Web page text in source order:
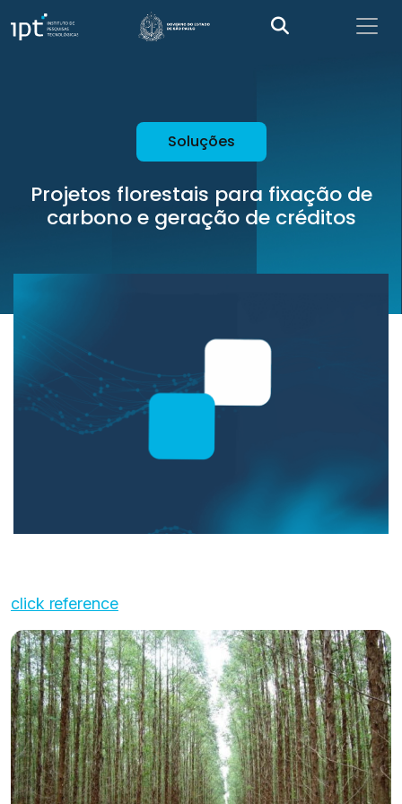
Soluções
Projetos florestais para fixação de
carbono e geração de créditos
click reference